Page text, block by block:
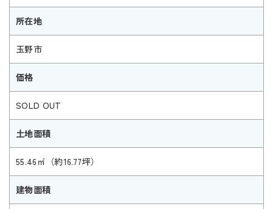
所在地
玉野市
価格
SOLD OUT
土地面積
55.46㎡（約16.77坪）
建物面積